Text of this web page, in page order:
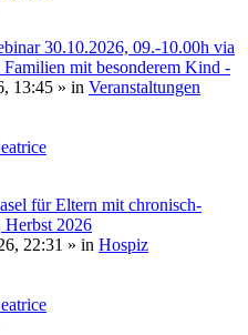
30.10.2026, 09.-10.00h via
mit besonderem Kind -
13:45 » in Veranstaltungen
für Eltern mit chronisch-
2026
22:31 » in Hospiz